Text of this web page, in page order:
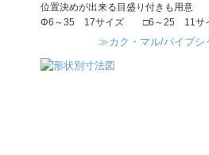
位置決めが出来る目盛り付きも用意
Φ6～35 17サイズ □6～25 11サ
≫カク・マル/パイプシ